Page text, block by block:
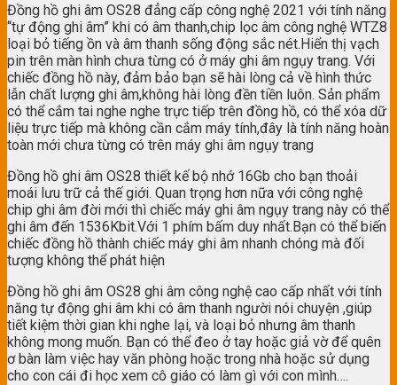
Đồng hồ ghi âm OS28 đẳng cấp công nghệ 2021 với tính năng
“tự động ghi âm” khi có âm thanh,chip lọc âm công nghệ WTZ8
loại bỏ tiếng ồn và âm thanh sống động sắc nét.Hiển thị vạch
pin trên màn hình chưa từng có ở máy ghi âm ngụy trang. Với
chiếc đồng hồ này, đảm bảo bạn sẽ hài lòng cả về hình thức
lẫn chất lượng ghi âm,không hài lòng đền tiền luôn. Sản phẩm
có thể cắm tai nghe nghe trực tiếp trên đồng hồ, có thể xóa dữ
liệu trực tiếp mà không cần cắm máy tính,đây là tính năng hoàn
toàn mới chưa từng có trên máy ghi âm ngụy trang
Đồng hồ ghi âm OS28 thiết kế bộ nhớ 16Gb cho bạn thoải
moái lưu trữ cả thế giới. Quan trọng hơn nữa với công nghệ
chip ghi âm đời mới thì chiếc máy ghi âm ngụy trang này có thể
ghi âm đến 1536Kbit.Với 1 phím bấm duy nhất.Bạn có thể biến
chiếc đồng hồ thành chiếc máy ghi âm nhanh chóng mà đối
tượng không thể phát hiện
Đồng hồ ghi âm OS28 ghi âm công nghệ cao cấp nhất với tính
năng tự động ghi âm khi có âm thanh người nói chuyện ,giúp
tiết kiệm thời gian khi nghe lại, và loại bỏ nhưng âm thanh
không mong muốn. Bạn có thể đeo ở tay hoặc giả vờ để quên
ơ bàn làm việc hay văn phòng hoặc trong nhà hoặc sử dụng
cho con cái đi học xem cô giáo có làm gì với con mình….